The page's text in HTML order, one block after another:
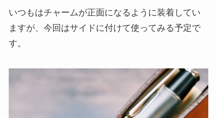
いつもはチャームが正面になるように装着してい
ますが、今回はサイドに付けて使ってみる予定で
す。